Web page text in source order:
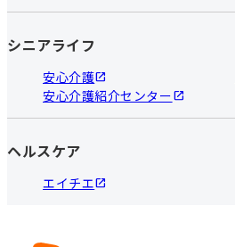
シニアライフ
安心介護
安心介護紹介センター
ヘルスケア
エイチエ